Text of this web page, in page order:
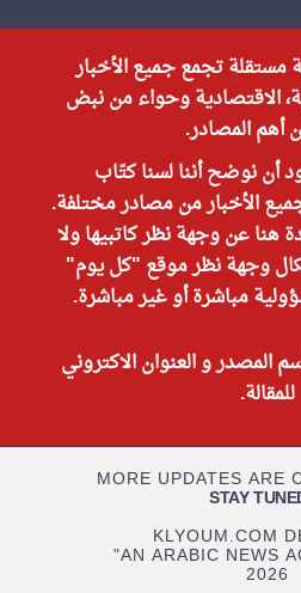
مستقلة تجمع جميع الأخبار
الاقتصادية وحواء من نبض
أهم المصادر.
أن نوضح أننا لسنا كتّاب
الأخبار من مصادر مختلفة.
هنا عن وجهة نظر كاتبيها ولا
وجهة نظر موقع "كل يوم"
مباشرة أو غير مباشرة.
المصدر و العنوان الاكتروني
للمقالة.
MORE UPDATES ARE
STAY
KLYOUM.COM
"AN ARABIC NEWS
2026